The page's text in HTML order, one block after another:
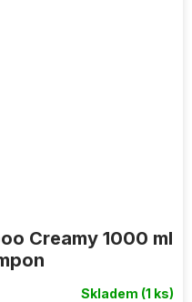
Creamy 1000 ml
Skladem (1 ks)